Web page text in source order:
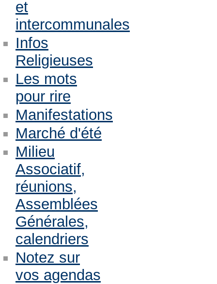
et
intercommunales
Infos
Religieuses
Les mots
pour rire
Manifestations
Marché d'été
Milieu
Associatif,
réunions,
Assemblées
Générales,
calendriers
Notez sur
vos agendas